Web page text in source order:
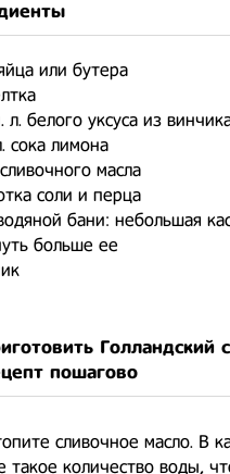
или бутера
белого уксуса из
сока лимона
масла
соли и перца
бани: небольшая
больше ее
Голландский
пошагово
сливочное масло. В
такое количество воды,